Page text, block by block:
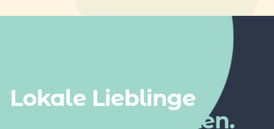
Lokale Lieblinge
in weiteren Städten.